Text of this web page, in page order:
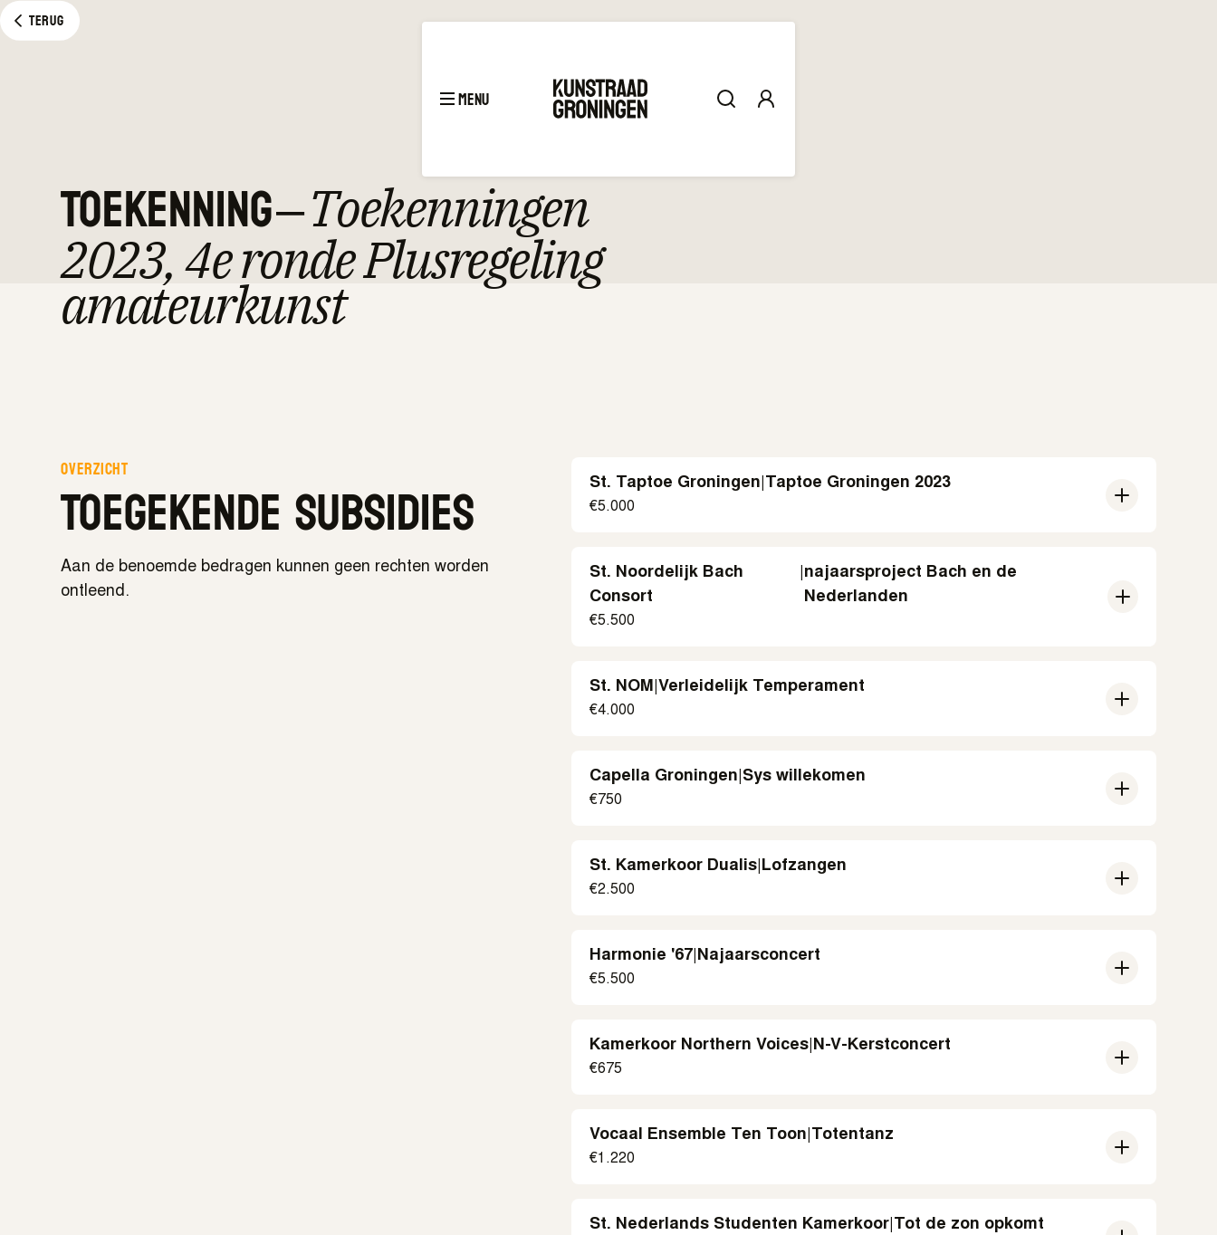
Terug
menu
Toekenning–Toekenningen
2023, 4e ronde Plusregeling
amateurkunst
Overzicht
Toegekende subsidies
Aan de benoemde bedragen kunnen geen rechten worden
ontleend.
St. Taptoe Groningen Taptoe Groningen 2023
€5.000
St. Noordelijk Bach
Consort
najaarsproject Bach en de
Nederlanden
€5.500
St. NOM Verleidelijk Temperament
€4.000
Capella Groningen Sys willekomen
€750
St. Kamerkoor Dualis Lofzangen
€2.500
Harmonie '67 Najaarsconcert
€5.500
Kamerkoor Northern Voices N-V-Kerstconcert
€675
Vocaal Ensemble Ten Toon Totentanz
€1.220
St. Nederlands Studenten Kamerkoor Tot de zon opkomt